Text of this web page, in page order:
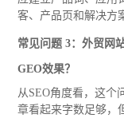
客、产品页和解决方
常见问题 3：外贸网
GEO效果？
从SEO角度看，这个
章看起来字数足够，